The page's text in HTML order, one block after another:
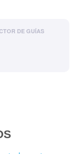
DE GUÍAS